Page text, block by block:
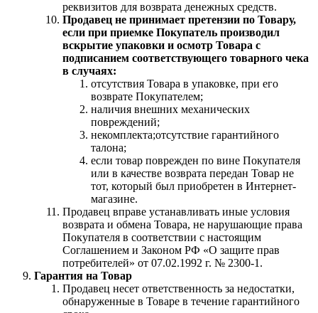
реквизитов для возврата денежных средств.
Продавец не принимает претензии по Товару,
если при приемке Покупатель производил
вскрытие упаковки и осмотр Товара с
подписанием соответствующего товарного чека
в случаях:
отсутствия Товара в упаковке, при его
возврате Покупателем;
наличия внешних механических
повреждений;
некомплекта;отсутствие гарантийного
талона;
если товар поврежден по вине Покупателя
или в качестве возврата передан Товар не
тот, который был приобретен в Интернет-
магазине.
Продавец вправе устанавливать иные условия
возврата и обмена Товара, не нарушающие права
Покупателя в соответствии с настоящим
Соглашением и Законом РФ «О защите прав
потребителей» от 07.02.1992 г. № 2300-1.
Гарантия на Товар
Продавец несет ответственность за недостатки,
обнаруженные в Товаре в течение гарантийного